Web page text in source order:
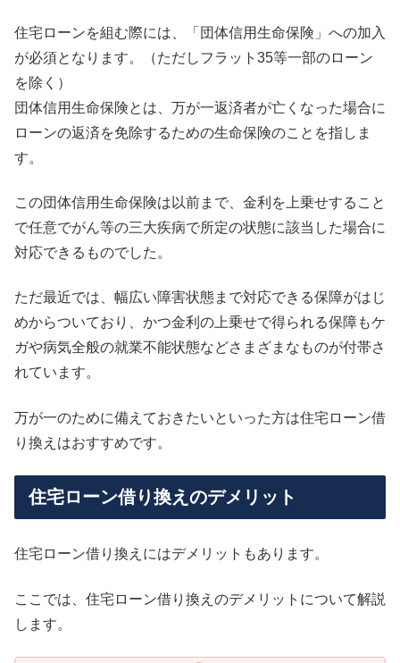
住宅ローンを組む際には、「団体信用生命保険」への加入
が必須となります。（ただしフラット35等一部のローン
を除く）
団体信用生命保険とは、万が一返済者が亡くなった場合に
ローンの返済を免除するための生命保険のことを指しま
す。
この団体信用生命保険は以前まで、金利を上乗せすること
で任意でがん等の三大疾病で所定の状態に該当した場合に
対応できるものでした。
ただ最近では、幅広い障害状態まで対応できる保障がはじ
めからついており、かつ金利の上乗せで得られる保障もケ
ガや病気全般の就業不能状態などさまざまなものが付帯さ
れています。
万が一のために備えておきたいといった方は住宅ローン借
り換えはおすすめです。
住宅ローン借り換えのデメリット
住宅ローン借り換えにはデメリットもあります。
ここでは、住宅ローン借り換えのデメリットについて解説
します。